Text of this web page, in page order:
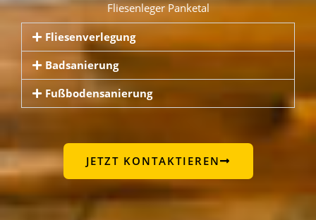
Fliesenleger Panketal
Fliesenverlegung
Badsanierung
Fußbodensanierung
JETZT KONTAKTIEREN